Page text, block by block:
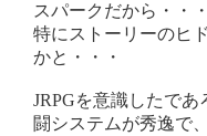
スパークだから・・
特にストーリーのヒ
かと・・・
JRPGを意識したで
闘システムが秀逸で